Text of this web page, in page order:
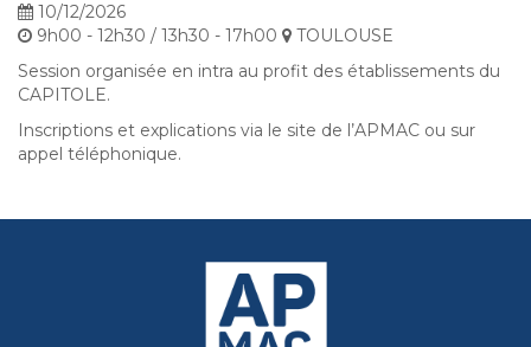
10/12/2026
9h00 - 12h30 / 13h30 - 17h00
TOULOUSE
Session organisée en intra au profit des établissements du
CAPITOLE.
Inscriptions et explications via le site de l’APMAC ou sur
appel téléphonique.